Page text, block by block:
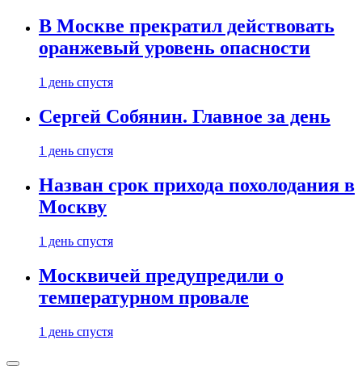
В Москве прекратил действовать
оранжевый уровень опасности
1 день спустя
Сергей Собянин. Главное за день
1 день спустя
Назван срок прихода похолодания в
Москву
1 день спустя
Москвичей предупредили о
температурном провале
1 день спустя